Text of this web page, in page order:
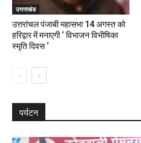
उत्तराखंड
उत्तरांचल पंजाबी महासभा 14 अगस्त को
हरिद्वार में मनाएगी ‘ विभाजन विभीषिका
स्मृति दिवस ‘
पर्यटन